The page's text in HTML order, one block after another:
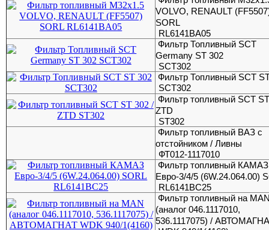
VOLVO, RENAULT
SORL
RL6141BA05
Фильтр Топливный SCT
Germany ST 302
SCТ302
Фильтр Топливный SCT
SCТ302
Фильтр топливный SCT
ZTD
SТ302
Фильтр топливный ВАЗ с
отстойником / Ливны
ФТ012-1117010
Фильтр топливный КАМАЗ
Евро-3/4/5 (6W.24.064.00)
RL6141BC25
Фильтр топливный на
(аналог 046.1117010,
536.1117075) /